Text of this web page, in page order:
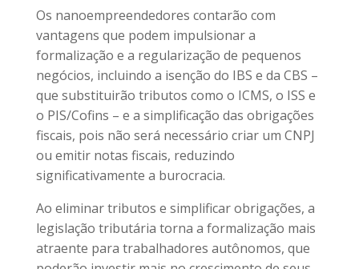
Os nanoempreendedores contarão com
vantagens que podem impulsionar a
formalização e a regularização de pequenos
negócios, incluindo a isenção do IBS e da CBS –
que substituirão tributos como o ICMS, o ISS e
o PIS/Cofins – e a simplificação das obrigações
fiscais, pois não será necessário criar um CNPJ
ou emitir notas fiscais, reduzindo
significativamente a burocracia.
Ao eliminar tributos e simplificar obrigações, a
legislação tributária torna a formalização mais
atraente para trabalhadores autônomos, que